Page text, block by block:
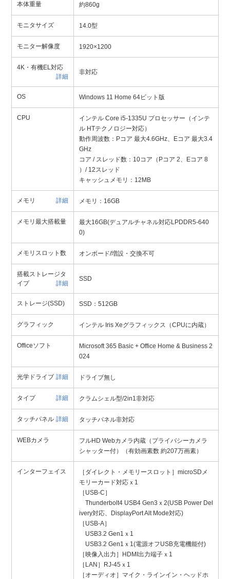
本体重量 約860g
モニタサイズ 14.0型
モニター解像度 1920×1200
4K・有機EL対応
詳細
非対応
OS Windows 11 Home 64ビット版
CPU
インテル Core i5-1335U プロセッサー（インテ
ル HTテクノロジー対応）
動作周波数：Pコア 最大4.6GHz、Eコア 最大3.4
GHz
コア / スレッド数：10コア（Pコア 2、Eコア 8
）/ 12スレッド
キャッシュメモリ：12MB
メモリ 詳細 メモリ：16GB
メモリ最大搭載量
最大16GB(デュアルチャネル対応LPDDR5-640
0)
メモリスロット数 オンボード/増設・交換不可
搭載ストレージタ
イプ
詳細
SSD
ストレージ(SSD) SSD：512GB
グラフィック インテル Iris Xeグラフィックス（CPUに内蔵）
Officeソフト
Microsoft 365 Basic + Office Home & Business 2
024
光学ドライブ 詳細 ドライブ無し
タイプ 詳細 クラムシェル型/2in1非対応
タッチパネル 詳細 タッチパネル非対応
WEBカメラ
フルHD Webカメラ内蔵（プライバシーカメラ
シャッター付）（有効画素数 約207万画素）
インターフェイス
［ダイレクト・メモリースロット］microSDメ
モリーカード対応ｘ1
［USB-C］
Thunderbolt4 USB4 Gen3ｘ2(USB Power Del
ivery対応、DisplayPort Alt Mode対応)
［USB-A］
USB3.2 Gen1ｘ1
USB3.2 Gen1ｘ1(電源オフUSB充電機能付)
［映像入出力］HDMI出力端子ｘ1
［LAN］RJ-45ｘ1
［オーディオ］マイク・ラインイン・ヘッドホ